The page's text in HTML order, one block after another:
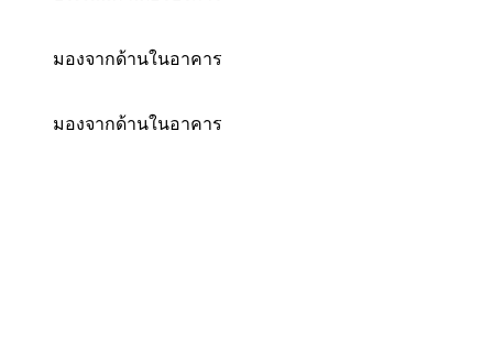
มองจากด้านในอาคาร
มองจากด้านในอาคาร